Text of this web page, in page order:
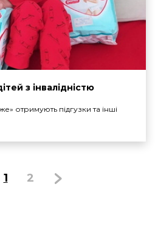
з інвалідністю
отримують підгузки та інші
1 2